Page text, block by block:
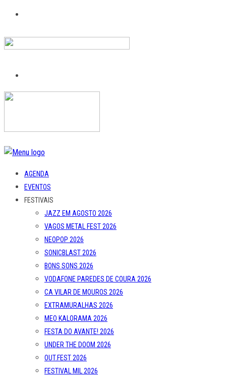
AGENDA
EVENTOS
FESTIVAIS
JAZZ EM AGOSTO 2026
VAGOS METAL FEST 2026
NEOPOP 2026
SONICBLAST 2026
BONS SONS 2026
VODAFONE PAREDES DE COURA 2026
CA VILAR DE MOUROS 2026
EXTRAMURALHAS 2026
MEO KALORAMA 2026
FESTA DO AVANTE! 2026
UNDER THE DOOM 2026
OUT.FEST 2026
FESTIVAL MIL 2026